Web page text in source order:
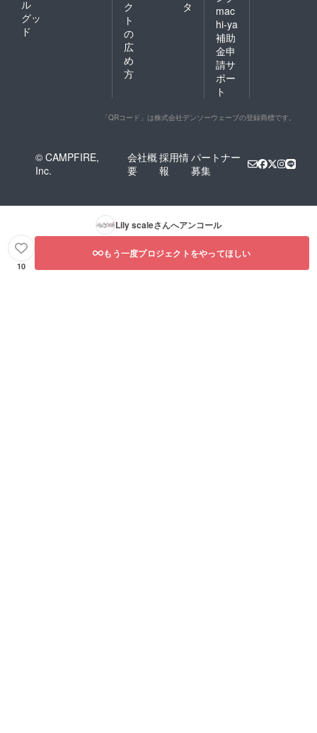
ル
グッ
ド
ク
ト
の
広
め
方
タ
mac
hi-ya
補助
金申
請サ
ポー
ト
「QRコード」は株式会社デンソーウェーブの登録商標です。
© CAMPFIRE,
Inc.
会社概
要
採用情
報
パートナー
募集
Lily scaleさんへアンコール
10
もう一度プロジェクトをやってほしい